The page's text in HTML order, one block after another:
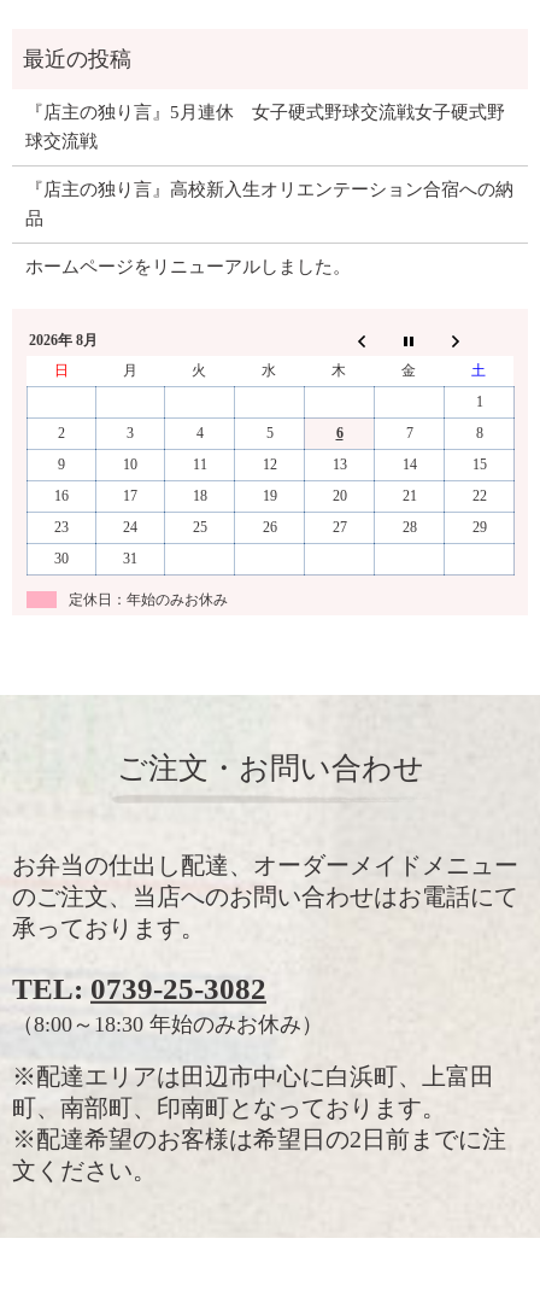
『店主の独り言』5月連休 女子硬式野球交流戦女子硬式野
球交流戦
『店主の独り言』高校新入生オリエンテーション合宿への納
品
ホームページをリニューアルしました。
2026年 8月
日
月 火 水 木 金
土
1
2
3 4 5 6 7
8
9
10 11 12 13 14
15
16
17 18 19 20 21
22
23
24 25 26 27 28
29
30
31
定休日：年始のみお休み
ご注文・お問い合わせ
お弁当の仕出し配達、オーダーメイドメニュー
のご注文、当店へのお問い合わせはお電話にて
承っております。
TEL: 0739-25-3082
（8:00～18:30 年始のみお休み）
※配達エリアは田辺市中心に白浜町、上富田
町、南部町、印南町となっております。
※配達希望のお客様は希望日の2日前までに注
文ください。